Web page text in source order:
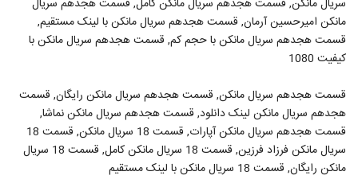
سریال مانکن, قسمت هجدهم سریال مانکن کامل, قسمت هجدهم سریال
مانکن امیرحسین آرمان, قسمت هجدهم سریال مانکن با لینک مستقیم,
قسمت هجدهم سریال مانکن با حجم کم, قسمت هجدهم سریال مانکن با
کیفیت 1080
قسمت هجدهم سریال مانکن, قسمت هجدهم سریال مانکن رایگان, قسمت
هجدهم سریال مانکن لینک دانلود, قسمت هجدهم سریال مانکن نماشا,
قسمت هجدهم سریال مانکن آپارات, قسمت 18 سریال مانکن, قسمت 18
سریال مانکن فرزاد فرزین, قسمت 18 سریال مانکن کامل, قسمت 18 سریال
مانکن رایگان, قسمت 18 سریال مانکن با لینک مستقیم